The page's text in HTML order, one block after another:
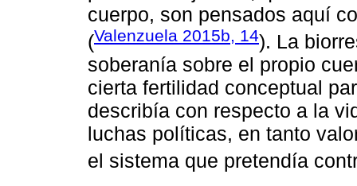
cuerpo, son pensados aquí
(Valenzuela 2015b, 14). La
soberanía sobre el propio
cierta fertilidad conceptual
describía con respecto a la
luchas políticas, en tanto
el sistema que pretendía